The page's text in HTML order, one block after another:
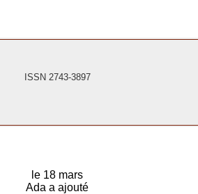
ISSN 2743-3897
le 18 mars
Ada a ajouté